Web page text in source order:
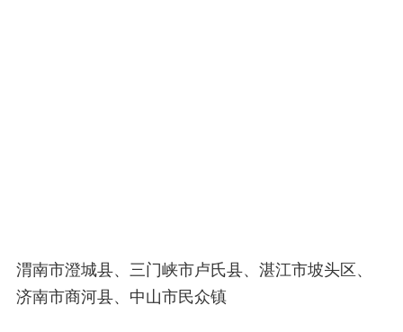
渭南市澄城县、三门峡市卢氏县、湛江市坡头区、
济南市商河县、中山市民众镇